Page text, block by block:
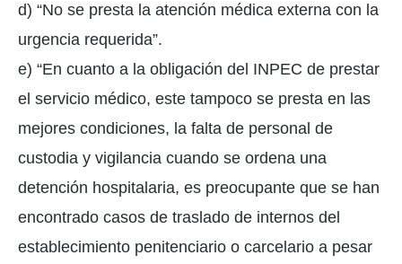
d) “No se presta la atención médica externa con la
urgencia requerida”.
e) “En cuanto a la obligación del INPEC de prestar
el servicio médico, este tampoco se presta en las
mejores condiciones, la falta de personal de
custodia y vigilancia cuando se ordena una
detención hospitalaria, es preocupante que se han
encontrado casos de traslado de internos del
establecimiento penitenciario o carcelario a pesar